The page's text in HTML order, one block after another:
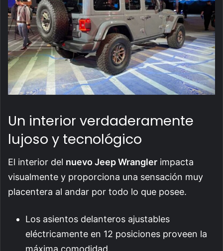
Un interior verdaderamente
lujoso y tecnológico
El interior del nuevo Jeep Wrangler impacta
visualmente y proporciona una sensación muy
placentera al andar por todo lo que posee.
Los asientos delanteros ajustables
eléctricamente en 12 posiciones proveen la
máxima comodidad.